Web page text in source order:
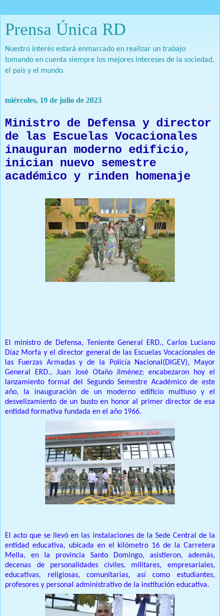
Prensa Única RD
Nuestro interés estará enmarcado en realizar un trabajo
tomando en cuenta siempre los mejores intereses de la sociedad,
el país y el mundo.
miércoles, 19 de julio de 2023
Ministro de Defensa y director
de las Escuelas Vocacionales
inauguran moderno edificio,
inician nuevo semestre
académico y rinden homenaje
El ministro de Defensa, Teniente General ERD., Carlos Luciano
Díaz Morfa y el director general de las Escuelas Vocacionales de
las Fuerzas Armadas y de la Policía Nacional(DIGEV), Mayor
General ERD., Juan José Otaño Jiménez; encabezaron hoy el
lanzamiento formal del Segundo Semestre Académico de este
año, la inauguración de un moderno edificio multiuso y el
desvelizamiento de un busto en honor al primer director de esa
entidad formativa fundada en el año 1966.
El acto que se llevó en las instalaciones de la Sede Central de la
entidad educativa, ubicada en el kilómetro 16 de la Carretera
Mella, en la provincia Santo Domingo, asistieron, además,
decenas de personalidades civiles, militares, empresariales,
educativas, religiosas, comunitarias, así como estudiantes,
profesores y personal administrativo de la institución educativa.